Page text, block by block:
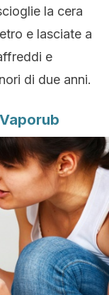
la cera
e lasciate a
e
di due anni.